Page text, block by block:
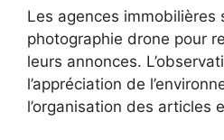
Les agences immobilières
photographie drone pour
leurs annonces.
l’appréciation de
l’organisation des articles